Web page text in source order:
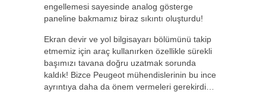
engellemesi sayesinde analog gösterge
paneline bakmamız biraz sıkıntı oluşturdu!
Ekran devir ve yol bilgisayarı bölümünü takip
etmemiz için araç kullanırken özellikle sürekli
başımızı tavana doğru uzatmak sorunda
kaldık! Bizce Peugeot mühendislerinin bu ince
ayrıntıya daha da önem vermeleri gerekirdi…